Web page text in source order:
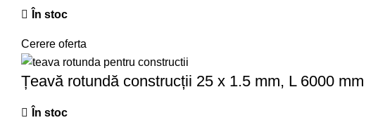
În stoc
Cerere oferta
Țeavă rotundă construcții 25 x 1.5 mm, L 6000 mm
În stoc